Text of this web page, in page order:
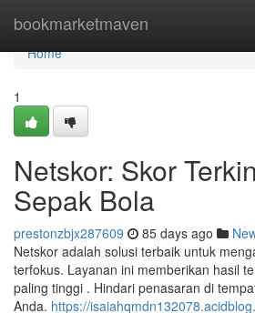
bookmarketmaven
Home
Home
1
Netskor: Skor
Sepak Bola
prestonzbjx287609 85 days ago
Netskor adalah solusi terbaik untuk
terfokus. Layanan ini memberikan hasil
paling tinggi . Hindari penasaran di
Anda. https://